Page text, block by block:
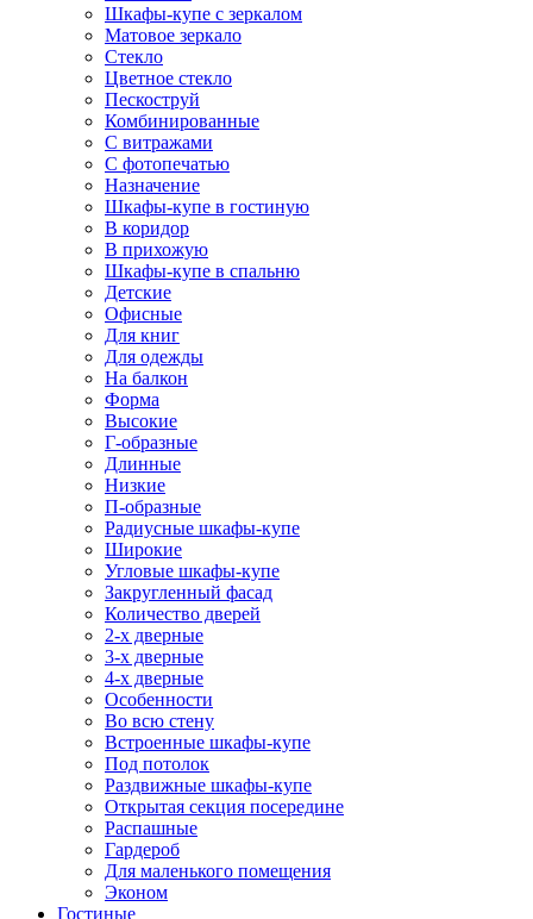
Шкафы-купе с зеркалом
Матовое зеркало
Стекло
Цветное стекло
Пескоструй
Комбинированные
С витражами
С фотопечатью
Назначение
Шкафы-купе в гостиную
В коридор
В прихожую
Шкафы-купе в спальню
Детские
Офисные
Для книг
Для одежды
На балкон
Форма
Высокие
Г-образные
Длинные
Низкие
П-образные
Радиусные шкафы-купе
Широкие
Угловые шкафы-купе
Закругленный фасад
Количество дверей
2-х дверные
3-х дверные
4-х дверные
Особенности
Во всю стену
Встроенные шкафы-купе
Под потолок
Раздвижные шкафы-купе
Открытая секция посередине
Распашные
Гардероб
Для маленького помещения
Эконом
Гостиные